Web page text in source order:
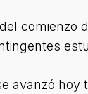
comienzo
avanzó